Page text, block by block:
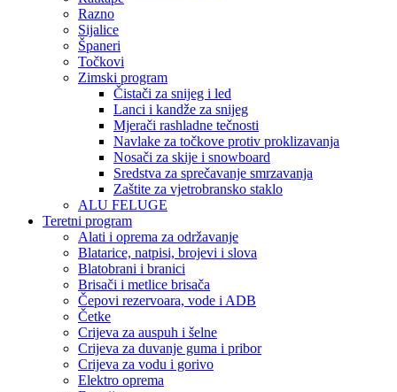
Razno
Sijalice
Španeri
Točkovi
Zimski program
Čistači za snijeg i led
Lanci i kandže za snijeg
Mjerači rashladne tečnosti
Navlake za točkove protiv proklizavanja
Nosači za skije i snowboard
Sredstva za sprečavanje smrzavanja
Zaštite za vjetrobransko staklo
ALU FELUGE
Teretni program
Alati i oprema za održavanje
Blatarice, natpisi, brojevi i slova
Blatobrani i branici
Brisači i metlice brisača
Čepovi rezervoara, vode i ADB
Četke
Crijeva za auspuh i šelne
Crijeva za duvanje guma i pribor
Crijeva za vodu i gorivo
Elektro oprema